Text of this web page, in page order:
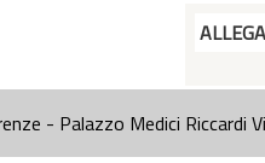
- Palazzo Medici Riccardi